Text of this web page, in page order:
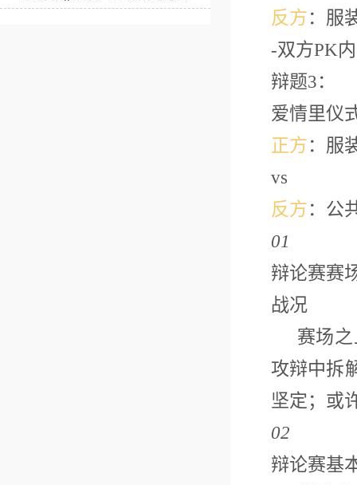
反方：服
-双方PK
辩题3：
爱情里仪
正方：服
vs
反方：公
01
辩论赛赛
战况
赛场之
攻辩中拆
坚定；或
02
辩论赛基